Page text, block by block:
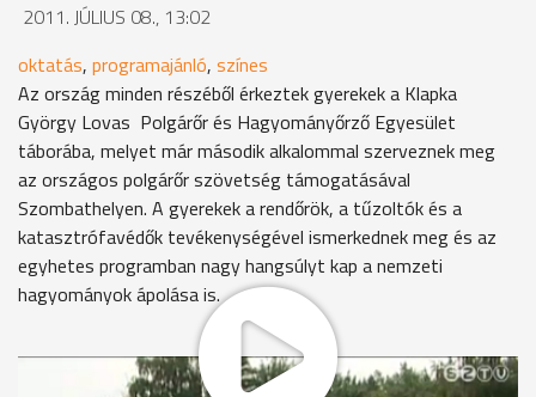
2011. JÚLIUS 08., 13:02
oktatás, programajánló, színes
Az ország minden részéből érkeztek gyerekek a Klapka
György Lovas Polgárőr és Hagyományőrző Egyesület
táborába, melyet már második alkalommal szerveznek meg
az országos polgárőr szövetség támogatásával
Szombathelyen. A gyerekek a rendőrök, a tűzoltók és a
katasztrófavédők tevékenységével ismerkednek meg és az
egyhetes programban nagy hangsúlyt kap a nemzeti
hagyományok ápolása is.